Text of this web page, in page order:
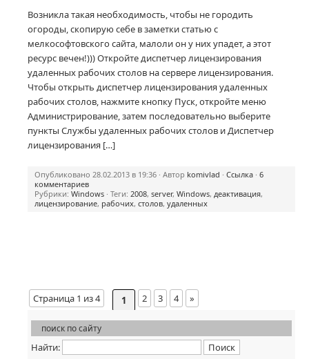
Возникла такая необходимость, чтобы не городить
огороды, скопирую себе в заметки статью с
мелкософтовского сайта, малоли он у них упадет, а этот
ресурс вечен!))) Откройте диспетчер лицензирования
удаленных рабочих столов на сервере лицензирования.
Чтобы открыть диспетчер лицензирования удаленных
рабочих столов, нажмите кнопку Пуск, откройте меню
Администрирование, затем последовательно выберите
пункты Службы удаленных рабочих столов и Диспетчер
лицензирования […]
Опубликовано 28.02.2013 в 19:36 · Автор komivlad · Ссылка · 6
комментариев
Рубрики: Windows · Теги: 2008, server, Windows, деактивация,
лицензирование, рабочих, столов, удаленных
Страница 1 из 4 1 2 3 4 »
поиск по сайту
Найти: